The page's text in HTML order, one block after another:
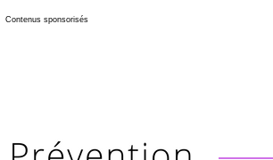
Contenus sponsorisés